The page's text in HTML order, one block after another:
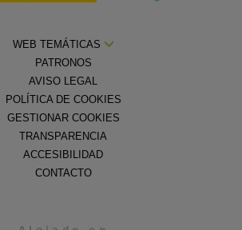
WEB TEMÁTICAS
PATRONOS
AVISO LEGAL
POLÍTICA DE COOKIES
GESTIONAR COOKIES
TRANSPARENCIA
ACCESIBILIDAD
CONTACTO